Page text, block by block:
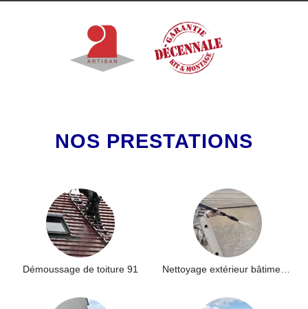
NOS PRESTATIONS
Démoussage de toiture 91